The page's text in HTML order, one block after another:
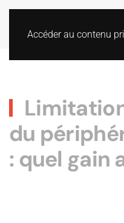
Accéder au contenu
du
: quel gain